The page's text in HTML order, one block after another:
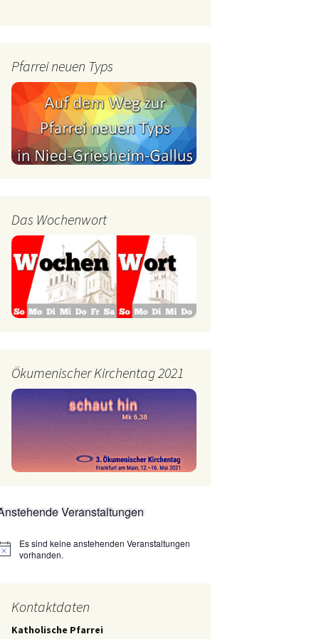
trifft-Franziskus
Wochenwort
Pfarrei neuen Typs
Das Wochenwort
Ökumenischer Kirchentag 2021
Veranstaltungen
Es sind keine anstehenden Veranstaltungen
vorhanden.
Kontaktdaten
Katholische Pfarrei